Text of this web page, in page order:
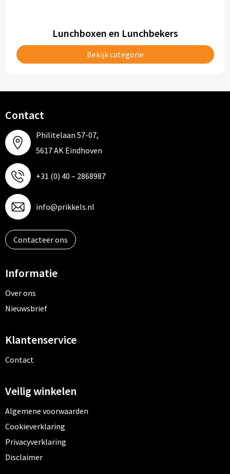
Lunchboxen en Lunchbekers
Bekijk categorie
Contact
Philitelaan 57-07,
5617 AK Eindhoven
+31 (0) 40 – 2868987
info@prikkels.nl
Contacteer ons
Informatie
Over ons
Nieuwsbrief
Klantenservice
Contact
Veilig winkelen
Algemene voorwaarden
Cookieverklaring
Privacyverklaring
Disclaimer